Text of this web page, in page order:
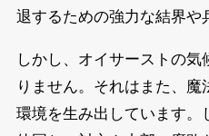
退するための強力な結界や
しかし、オイサーストの
りません。それはまた、
環境を生み出しています。